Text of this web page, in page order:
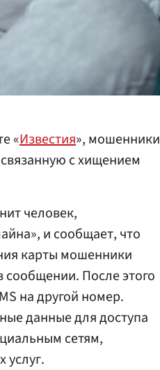
«Известия», мошенники
с хищением
человек,
и сообщает, что
карты мошенники
сообщении. После этого
на другой номер.
данные для доступа
сетям,
услуг.